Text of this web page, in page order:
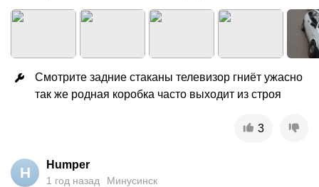
Смотрите задние стаканы телевизор гниёт ужасно
так же родная коробка часто выходит из строя
3
H Humper
1 год назад
Минусинск